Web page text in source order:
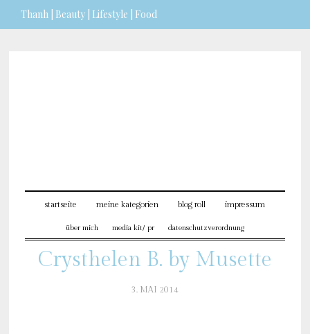
Thanh | Beauty | Lifestyle | Food
startseite meine kategorien blog roll impressum
über mich media kit/ pr datenschutzverordnung
Crysthelen B. by Musette
3. MAI 2014